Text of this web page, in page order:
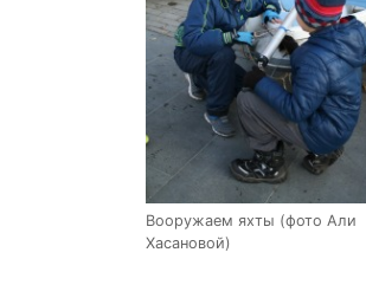
Вооружаем яхты (фото Али
Хасановой)